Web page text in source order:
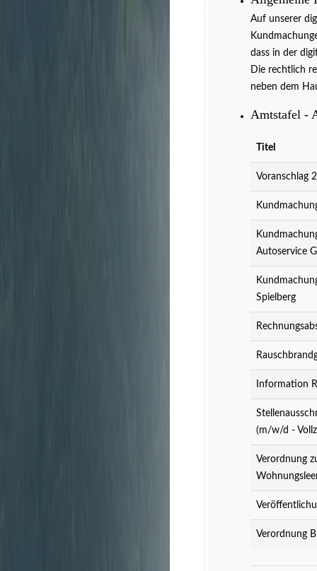
Auf unserer
dass in der
Die rechtlich
neben dem
Amtstafel -
Titel
Voranschlag
Autoservice
Spielberg
Information
(m/w/d -
Verordnung
Verordnung